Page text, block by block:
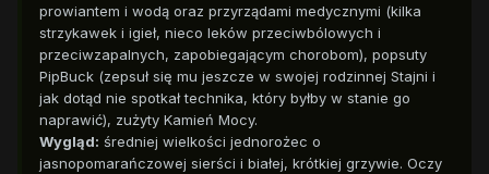
prowiantem i wodą oraz przyrządami medycznymi (kilka
strzykawek i igieł, nieco leków przeciwbólowych i
przeciwzapalnych, zapobiegającym chorobom), popsuty
PipBuck (zepsuł się mu jeszcze w swojej rodzinnej Stajni i
jak dotąd nie spotkał technika, który byłby w stanie go
naprawić), zużyty Kamień Mocy.
Wygląd: średniej wielkości jednorożec o
jasnopomarańczowej sierści i białej, krótkiej grzywie. Oczy